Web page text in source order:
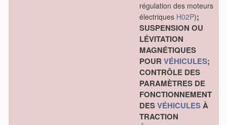
régulation des moteurs
électriques H02P);
SUSPENSION OU
LÉVITATION
MAGNÉTIQUES
POUR VÉHICULES;
CONTRÔLE DES
PARAMÈTRES DE
FONCTIONNEMENT
DESVÉHICULESÀ
TRACTION